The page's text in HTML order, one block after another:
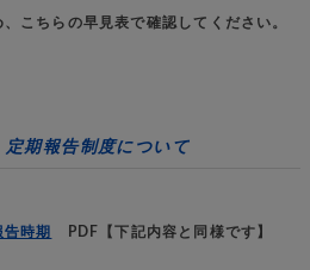
こちらの早見表で確認してください。
報告制度について
時期 PDF【下記内容と同様です】